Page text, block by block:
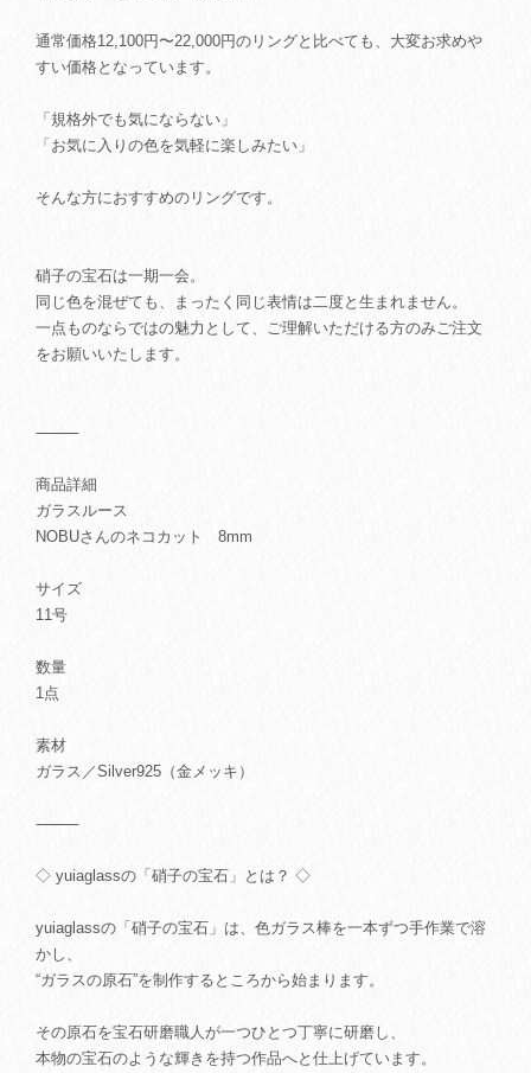
通常価格12,100円〜22,000円のリングと比べても、大変お求めや
すい価格となっています。
「規格外でも気にならない」
「お気に入りの色を気軽に楽しみたい」
そんな方におすすめのリングです。
硝子の宝石は一期一会。
同じ色を混ぜても、まったく同じ表情は二度と生まれません。
一点ものならではの魅力として、ご理解いただける方のみご注文
をお願いいたします。
⸻
商品詳細
ガラスルース
NOBUさんのネコカット 8mm
サイズ
11号
数量
1点
素材
ガラス／Silver925（金メッキ）
⸻
◇ yuiaglassの「硝子の宝石」とは？ ◇
yuiaglassの「硝子の宝石」は、色ガラス棒を一本ずつ手作業で溶
かし、
“ガラスの原石”を制作するところから始まります。
その原石を宝石研磨職人が一つひとつ丁寧に研磨し、
本物の宝石のような輝きを持つ作品へと仕上げています。